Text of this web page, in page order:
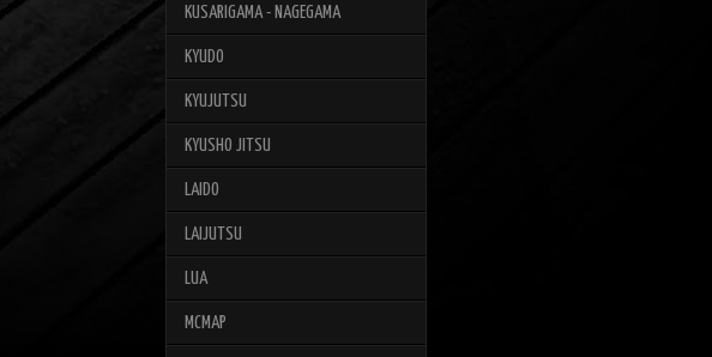
KUSARIGAMA - NAGEGAMA
KYUDO
KYUJUTSU
KYUSHO JITSU
LAIDO
LAIJUTSU
LUA
MCMAP